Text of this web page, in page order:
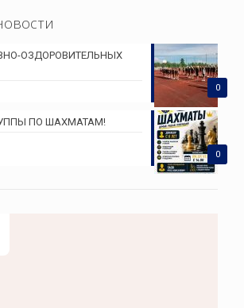
0
ОЗДОРОВИТЕЛЬНЫХ
0
ПО ШАХМАТАМ!